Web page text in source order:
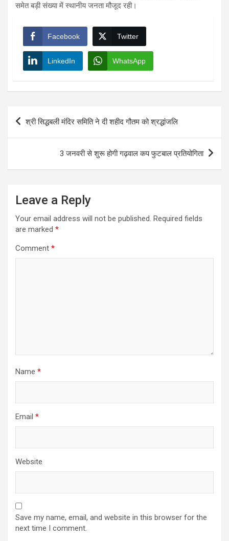
समेत बड़ी संख्या में स्थानीय जनता मौजूद रही।
Facebook Twitter
LinkedIn WhatsApp
Post
navigation
श्री सिद्धबली मंदिर समिति ने दी शहीद गौतम को श्रद्धांजलि
3 जनवरी से शुरू होगी गढ़वाल कप फुटबाल प्रतियोगिता
Leave a Reply
Your email address will not be published. Required fields
are marked *
Comment *
Name *
Email *
Website
Save my name, email, and website in this browser for the
next time I comment.